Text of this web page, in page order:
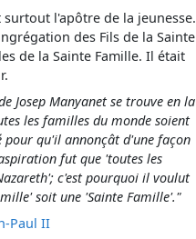
l'apôtre de la jeunesse.
des Fils de la Sainte
de la Sainte Famille. Il était
Josep Manyanet se trouve en la
les familles du monde soient
pour qu'il annonçât d'une façon
fut que 'toutes les
c'est pourquoi il voulut
soit une 'Sainte Famille'."
Paul II